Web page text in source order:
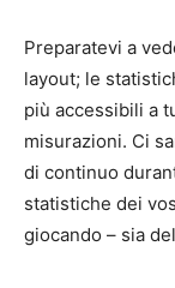
Preparatevi a
layout; le
più accessibili a
misurazioni. Ci
di continuo
statistiche dei
giocando – sia